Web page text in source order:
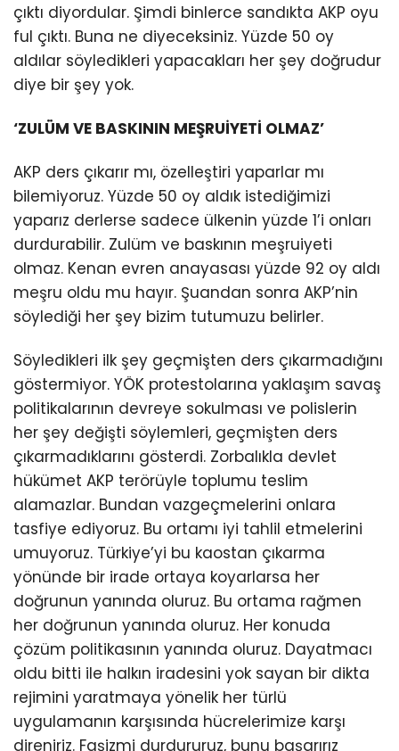
çıktı diyordular. Şimdi binlerce sandıkta AKP oyu
ful çıktı. Buna ne diyeceksiniz. Yüzde 50 oy
aldılar söyledikleri yapacakları her şey doğrudur
diye bir şey yok.
‘ZULÜM VE BASKININ MEŞRUİYETİ OLMAZ’
AKP ders çıkarır mı, özelleştiri yaparlar mı
bilemiyoruz. Yüzde 50 oy aldık istediğimizi
yaparız derlerse sadece ülkenin yüzde 1’i onları
durdurabilir. Zulüm ve baskının meşruiyeti
olmaz. Kenan evren anayasası yüzde 92 oy aldı
meşru oldu mu hayır. Şuandan sonra AKP’nin
söylediği her şey bizim tutumuzu belirler.
Söyledikleri ilk şey geçmişten ders çıkarmadığını
göstermiyor. YÖK protestolarına yaklaşım savaş
politikalarının devreye sokulması ve polislerin
her şey değişti söylemleri, geçmişten ders
çıkarmadıklarını gösterdi. Zorbalıkla devlet
hükümet AKP terörüyle toplumu teslim
alamazlar. Bundan vazgeçmelerini onlara
tasfiye ediyoruz. Bu ortamı iyi tahlil etmelerini
umuyoruz. Türkiye’yi bu kaostan çıkarma
yönünde bir irade ortaya koyarlarsa her
doğrunun yanında oluruz. Bu ortama rağmen
her doğrunun yanında oluruz. Her konuda
çözüm politikasının yanında oluruz. Dayatmacı
oldu bitti ile halkın iradesini yok sayan bir dikta
rejimini yaratmaya yönelik her türlü
uygulamanın karşısında hücrelerimize karşı
direniriz. Faşizmi durdururuz, bunu başarırız